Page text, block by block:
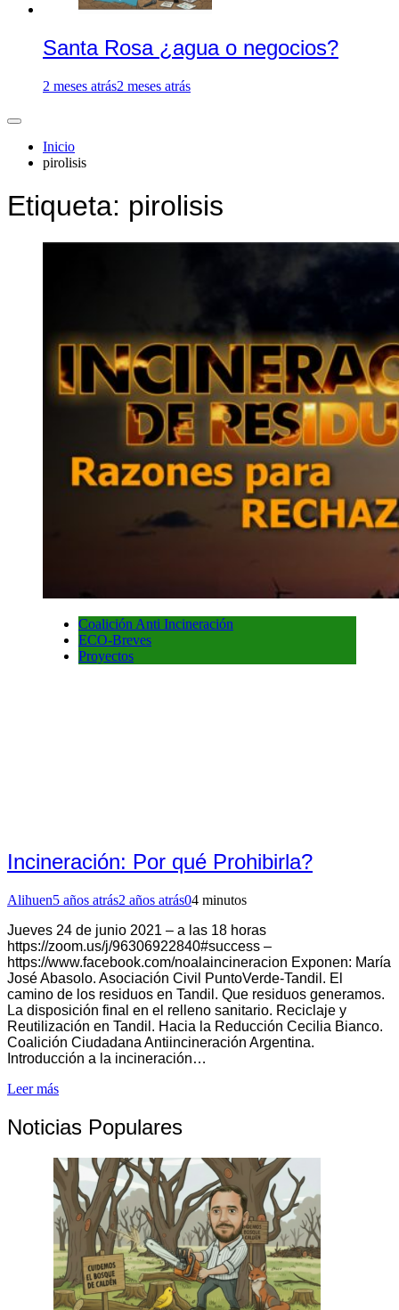
Santa Rosa ¿agua o negocios?
2 meses atrás2 meses atrás
Inicio
pirolisis
Etiqueta: pirolisis
Coalición Anti Incineración
ECO-Breves
Proyectos
Incineración: Por qué Prohibirla?
Alihuen5 años atrás2 años atrás04 minutos
Jueves 24 de junio 2021 – a las 18 horas
https://zoom.us/j/96306922840#success –
https://www.facebook.com/noalaincineracion Exponen: María
José Abasolo. Asociación Civil PuntoVerde-Tandil. El
camino de los residuos en Tandil. Que residuos generamos.
La disposición final en el relleno sanitario. Reciclaje y
Reutilización en Tandil. Hacia la Reducción Cecilia Bianco.
Coalición Ciudadana Antiincineración Argentina.
Introducción a la incineración…
Leer más
Noticias Populares